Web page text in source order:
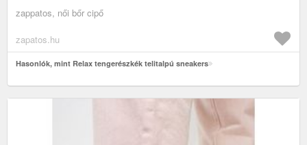
zappatos, női bőr cipő
zapatos.hu
Hasonlók, mint Relax tengerészkék telitalpú sneakers